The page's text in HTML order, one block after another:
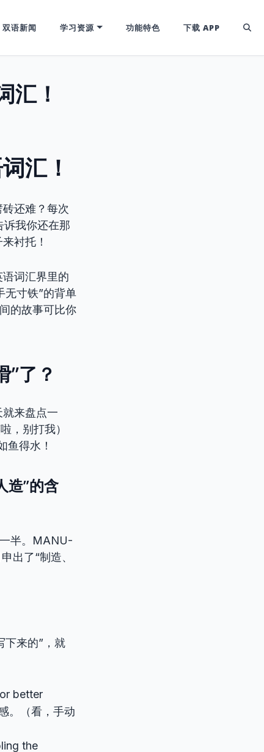
双语新闻 学习资源 功能特色 下载 APP
汇！
汇！
还难？每次
诉我你还在那
衬托！
词汇界里的
寸铁”的背单
的故事可比你
”了？
来盘点一
，别打我）
鱼得水！
造”的含
半。MANU-
出了“制造、
下来的”，就
better
。（看，手动
the